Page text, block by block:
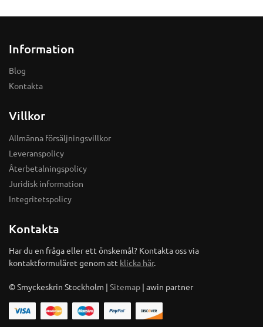
Information
Blog
Kontakta
Villkor
Allmänna försäljningsvillkor
Leveranspolicy
Återbetalningspolicy
Juridisk information
Integritetspolicy
Kontakta
Har du en fråga eller ett önskemål? Kontakta oss via
kontaktformuläret genom att klicka här.
© Smyckeskrin Stockholm | Sitemap | awin partner